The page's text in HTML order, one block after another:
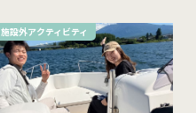
施設外アクティビティ